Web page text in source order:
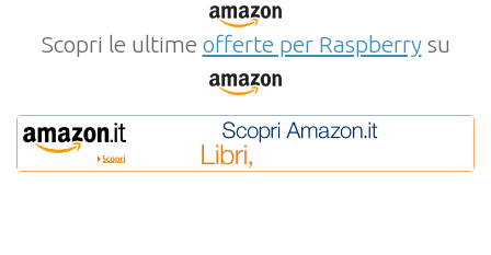
Scopri le ultime offerte per Raspberrysu